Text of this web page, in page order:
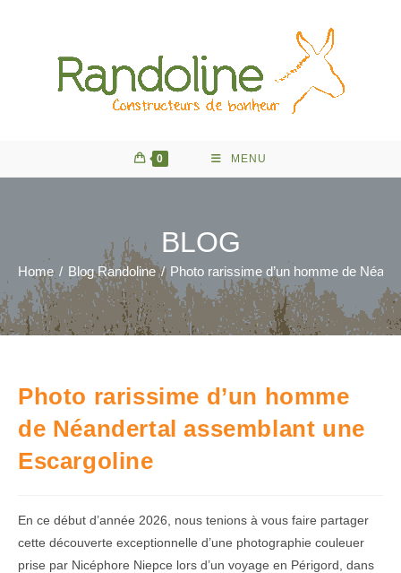
0 MENU
BLOG
Home / Blog Randoline / Photo rarissime d’un homme de
Photo rarissime d’un homme
de Néandertal assemblant une
Escargoline
En ce début d’année 2026, nous tenions à vous faire partager
cette découverte exceptionnelle d’une photographie couleuer
prise par Nicéphore Niepce lors d’un voyage en Périgord, dans